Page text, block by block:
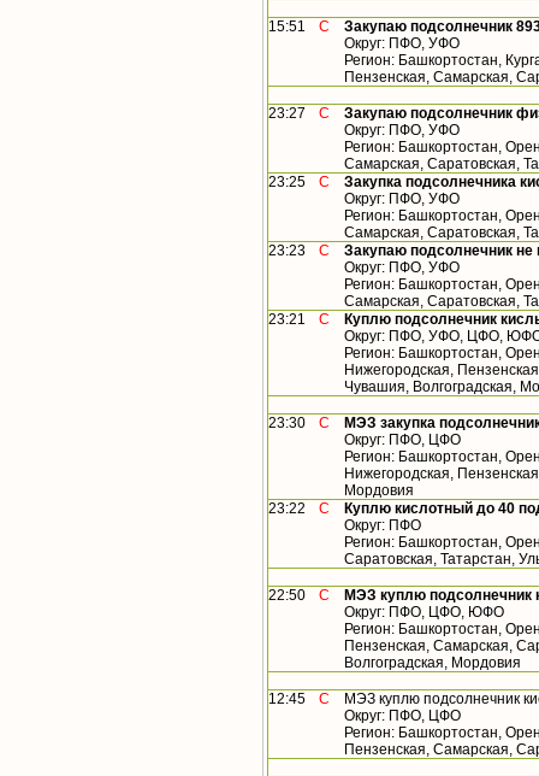
15:51 С
Закупаю подсолнечник
Округ: ПФО, УФО
Регион: Башкортостан,
Пензенская, Самарская,
23:27 С
Закупаю подсолнечник
Округ: ПФО, УФО
Регион: Башкортостан,
Самарская, Саратовская,
23:25
С
Закупка подсолнечника
Округ: ПФО, УФО
Регион: Башкортостан,
Самарская, Саратовская,
23:23
С
Закупаю подсолнечник
Округ: ПФО, УФО
Регион: Башкортостан,
Самарская, Саратовская,
23:21
С
Куплю подсолнечник
Округ: ПФО, УФО, ЦФО,
Регион: Башкортостан,
Нижегородская,
Чувашия, Волгоградская,
23:30 С
МЭЗ закупка
Округ: ПФО, ЦФО
Регион: Башкортостан,
Нижегородская,
Мордовия
23:22
С
Куплю кислотный до 40
Округ: ПФО
Регион: Башкортостан,
Саратовская, Татарстан,
22:50 С
МЭЗ куплю подсолнечник
Округ: ПФО, ЦФО, ЮФО
Регион: Башкортостан,
Пензенская, Самарская,
Волгоградская, Мордовия
12:45 С
МЭЗ куплю подсолнечник
Округ: ПФО, ЦФО
Регион: Башкортостан,
Пензенская, Самарская,